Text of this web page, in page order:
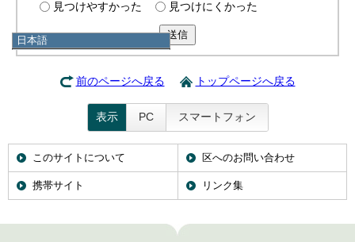
日本語
日本語
見つけやすかった
見つけにくかった
送信
前のページへ戻る トップページへ戻る
表示 PC スマートフォン
このサイトについて 区へのお問い合わせ
携帯サイト リンク集